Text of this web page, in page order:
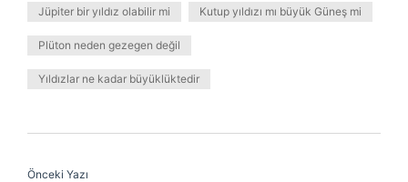
Jüpiter bir yıldız olabilir mi Kutup yıldızı mı büyük Güneş mi
Plüton neden gezegen değil
Yıldızlar ne kadar büyüklüktedir
Önceki Yazı